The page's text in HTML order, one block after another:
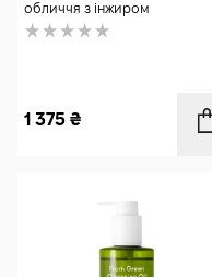
обличчя з інжиром
1 375 ₴